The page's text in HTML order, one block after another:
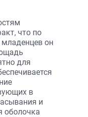
что по
он
для
в
и
оболочка